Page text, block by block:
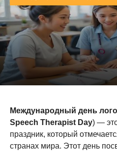
Международный день
Speech Therapist Day) —
праздник, который
странах мира. Этот день